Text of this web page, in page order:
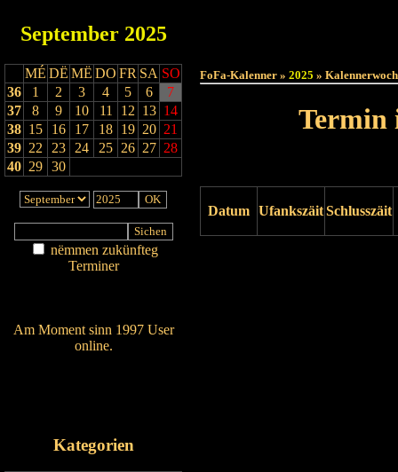
September 2025
MÉ DË MË DO FR SA SO
36
1 2 3 4 5 6
7
37
8 9 10 11 12 13 14
38 15 16 17 18 19 20 21
39 22 23 24 25 26 27 28
40 29 30
nëmmen zukünfteg
Terminer
Am Moment sinn 1997 User
online.
Kategorien
FoFa-Kalenner » 2025 »
Termin
Datum UfankszäitSchlusszäit